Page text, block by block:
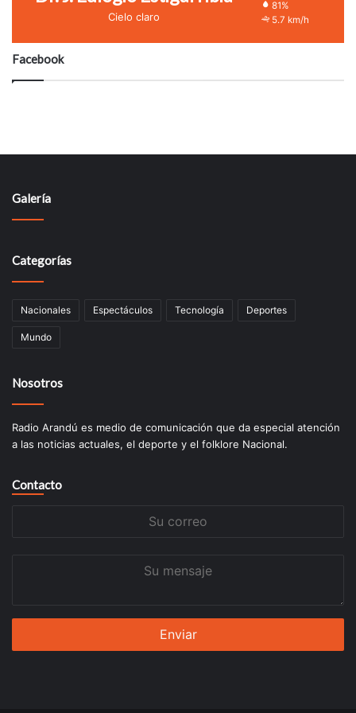
Cielo claro
81%
5.7 km/h
Facebook
Galería
Categorías
Nacionales Espectáculos Tecnologí­a Deportes
Mundo
Nosotros
Radio Arandú es medio de comunicación que da especial atención
a las noticias actuales, el deporte y el folklore Nacional.
Contacto